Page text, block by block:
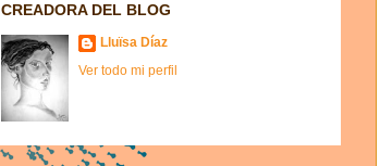
CREADORA DEL BLOG
Lluïsa Díaz
Ver todo mi perfil